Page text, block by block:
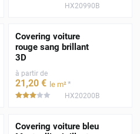
HX20990B
Covering voiture
rouge sang brillant
3D
à partir de
21 ,20 € le m²*
***** HX20200B
Covering voiture bleu